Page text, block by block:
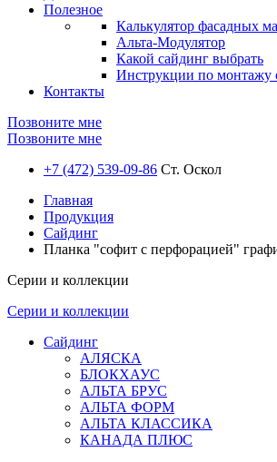
Полезное
Калькулятор фасадных
Альта-Модулятор
Какой сайдинг выбрать
Инструкции по монтажу
Контакты
Позвоните мне
Позвоните мне
+7 (472) 539-09-86 Ст. Оскол
Главная
Продукция
Сайдинг
Планка "софит с перфорацией"
Серии и коллекции
Серии и коллекции
Сайдинг
АЛЯСКА
БЛОКХАУС
АЛЬТА БРУС
АЛЬТА ФОРМ
АЛЬТА КЛАССИКА
КАНАДА ПЛЮС